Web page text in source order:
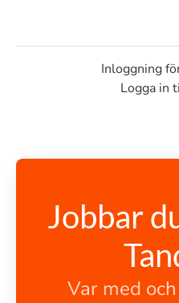
Inloggning
Logga in
Jobbar
Var med